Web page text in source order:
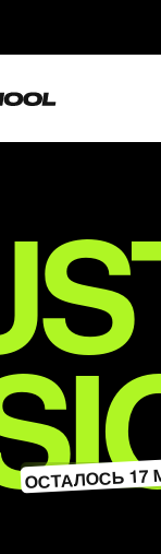
ОСТАЛОСЬ 17